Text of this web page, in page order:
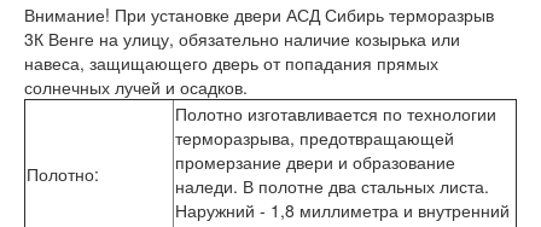
Интекрон Гектор
Интекрон Греция
Интекрон Италия
Интекрон Колизей
Интекрон Колизей Белый
Интекрон Неаполь
Интекрон Олимпия
Интекрон Премьера
Интекрон Профит
Внимание! При установке двери АСД Сибирь терморазрыв
3К Венге на улицу, обязательно наличие козырька или
навеса, защищающего дверь от попадания прямых
солнечных лучей и осадков.
Полотно:
Полотно изготавливается по технологии
терморазрыва, предотвращающей
промерзание двери и образование
наледи. В полотне два стальных листа.
Наружний - 1,8 миллиметра и внутренний